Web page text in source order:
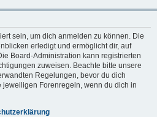
sein, um dich anmelden zu können. Die
erledigt und ermöglicht dir, auf
Board-Administration kann registrierten
zuweisen. Beachte bitte unsere
Regelungen, bevor du dich
jeweiligen Forenregeln, wenn du dich in